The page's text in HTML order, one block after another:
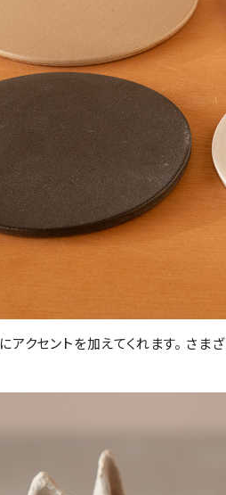
アクセントを加えてくれます。 さま